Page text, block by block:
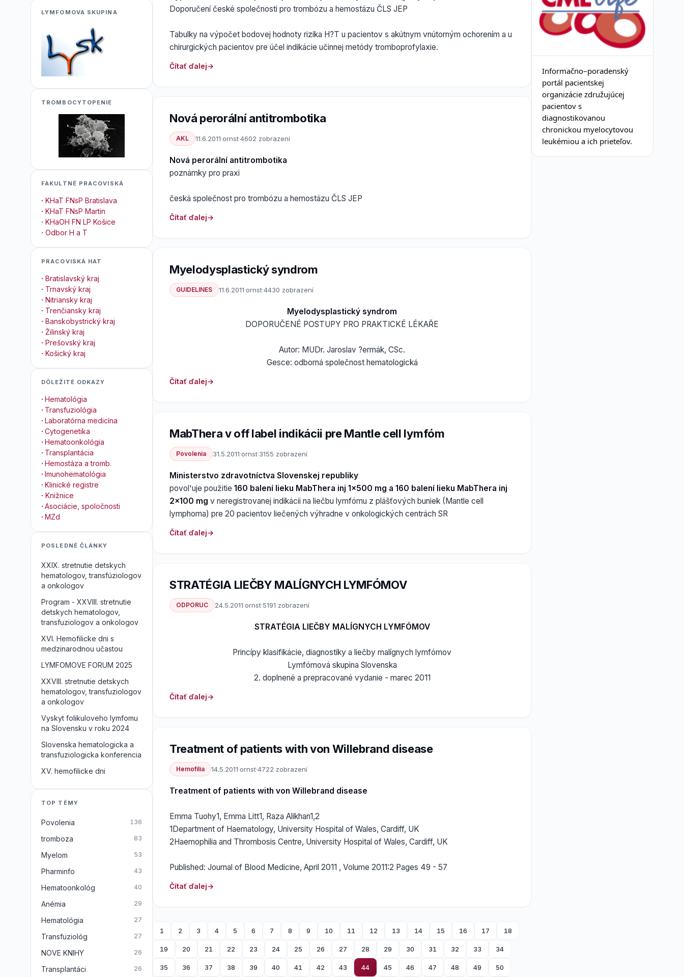
Doporučení české společnosti pro trombózu a hemostázu ČLS JEP
Tabulky na výpočet bodovej hodnoty rizika H?T u pacientov s akútnym vnútorným ochorením a u
chirurgických pacientov pre účel indikácie učinnej metódy tromboprofylaxie.
Čítať ďalej
Nová perorální antitrombotika
AKL 11.6.2011·ornst·4602 zobrazení
Nová perorální antitrombotika
poznámky pro praxi
česká společnost pro trombózu a hemostázu ČLS JEP
Čítať ďalej
Myelodysplastický syndrom
GUIDELINES 11.6.2011·ornst·4430 zobrazení
Myelodysplastický syndrom
DOPORUČENÉ POSTUPY PRO PRAKTICKÉ LÉKAŘE
Autor: MUDr. Jaroslav ?ermák, CSc.
Gesce: odborná společnost hematologická
Čítať ďalej
MabThera v off label indikácii pre Mantle cell lymfóm
Povolenia 31.5.2011·ornst·3155 zobrazení
Ministerstvo zdravotníctva Slovenskej republiky
povol'uje použitie 160 balení lieku MabThera inj 1x500 mg a 160 balení lieku MabThera inj
2x100 mg v neregistrovanej indikácii na liečbu lymfómu z plášťových buniek (Mantle cell
lymphoma) pre 20 pacientov liečených výhradne v onkologických centrách SR
Čítať ďalej
STRATÉGIA LIEČBY MALÍGNYCH LYMFÓMOV
ODPORUC 24.5.2011·ornst·5191 zobrazení
STRATÉGIA LIEČBY MALÍGNYCH LYMFÓMOV
Princípy klasifikácie, diagnostiky a liečby malígnych lymfómov
Lymfómová skupina Slovenska
2. doplnené a prepracované vydanie - marec 2011
Čítať ďalej
Treatment of patients with von Willebrand disease
Hemofília 14.5.2011·ornst·4722 zobrazení
Treatment of patients with von Willebrand disease
Emma Tuohy1, Emma Litt1, Raza Alikhan1,2
1Department of Haematology, University Hospital of Wales, Cardiff, UK
2Haemophilia and Thrombosis Centre, University Hospital of Wales, Cardiff, UK
Published: Journal of Blood Medicine, April 2011 , Volume 2011:2 Pages 49 - 57
Čítať ďalej
1 2 3 4 5 6 7 8 9 10 11 12 13 14 15 16 17 18
19 20 21 22 23 24 25 26 27 28 29 30 31 32 33 34
35 36 37 38 39 40 41 42 43 44 45 46 47 48 49 50
LYMFOMOVA SKUPINA
TROMBOCYTOPENIE
FAKULTNÉ PRACOVISKÁ
· KHaT FNsP Bratislava
· KHaT FNsP Martin
· KHaOH FN LP Košice
· Odbor H a T
PRACOVISKÁ HAT
· Bratislavský kraj
· Trnavský kraj
· Nitriansky kraj
· Trenčiansky kraj
· Banskobystrický kraj
· Žilinský kraj
· Prešovský kraj
· Košický kraj
DÔLEŽITÉ ODKAZY
· Hematológia
· Transfuziológia
· Laboratórna medicína
· Cytogenetika
· Hematoonkológia
· Transplantácia
· Hemostáza a tromb.
· Imunohematológia
· Klinické registre
· Knižnice
· Asociácie, spoločnosti
· MZd
POSLEDNÉ ČLÁNKY
XXIX. stretnutie detskych
hematologov, transfúziologov
a onkologov
Program - XXVIII. stretnutie
detskych hematologov,
transfuziologov a onkologov
XVI. Hemofilicke dni s
medzinarodnou učastou
LYMFOMOVE FORUM 2025
XXVIII. stretnutie detskych
hematologov, transfuziologov
a onkologov
Vyskyt folikuloveho lymfomu
na Slovensku v roku 2024
Slovenska hematologicka a
transfuziologicka konferencia
XV. hemofilicke dni
TOP TÉMY
Povolenia 136
tromboza 83
Myelom 53
Pharminfo 43
Hematoonkológ 40
Anémia 29
Hematológia 27
Transfuziológ 27
NOVE KNIHY 26
Transplantáci 26
Informačno–poradenský
portál pacientskej
organizácie združujúcej
pacientov s
diagnostikovanou
chronickou myelocytovou
leukémiou a ich prieteľov.